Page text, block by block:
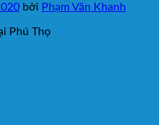
bởi Phạm Văn Khanh
Phú Thọ